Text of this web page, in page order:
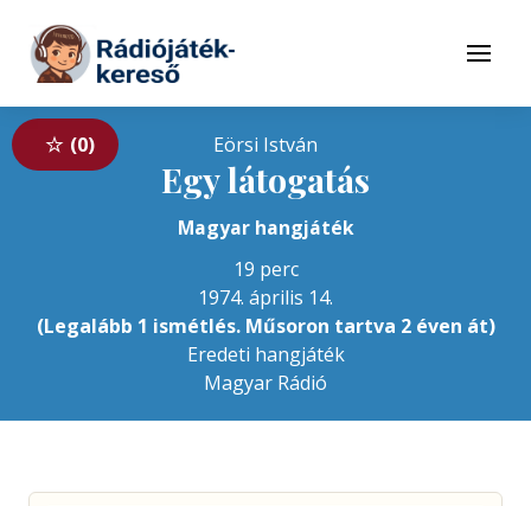
Tovább a tartalomhoz
Menü
0 Eörsi István
Egy látogatás
Magyar hangjáték
19 perc
1974. április 14.
(Legalább 1 ismétlés. Műsoron tartva 2 éven át)
Eredeti hangjáték
Magyar Rádió